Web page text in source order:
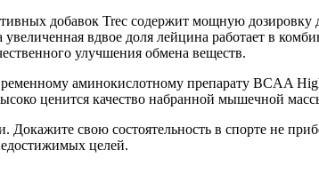
добавок Trec содержит мощную дозировку
вдвое доля лейцина работает в
улучшения обмена веществ.
аминокислотному препарату BCAA
ценится качество набранной мышечной
Докажите свою состоятельность в спорте не
целей.